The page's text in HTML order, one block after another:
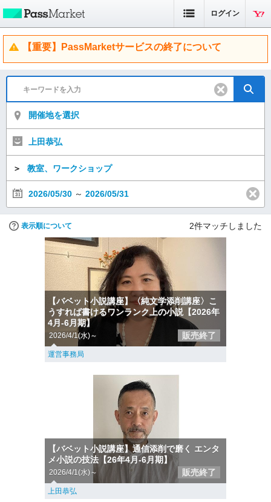
ログイン
【重要】PassMarketサービスの終了について
開催地を選択
上田恭弘
＞ 教室、ワークショップ
2026/05/30 ～ 2026/05/31
表示順について 2件マッチしました
【バベット小説講座】〈純文学添削講座〉こ
うすれば書けるワンランク上の小説【2026年
4月-6月期】
2026/4/1(水)～ 販売終了
運営事務局
【バベット小説講座】通信添削で磨く エンタ
メ小説の技法【26年4月-6月期】
2026/4/1(水)～ 販売終了
上田恭弘